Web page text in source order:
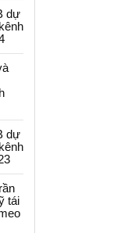
dự
dự
tái